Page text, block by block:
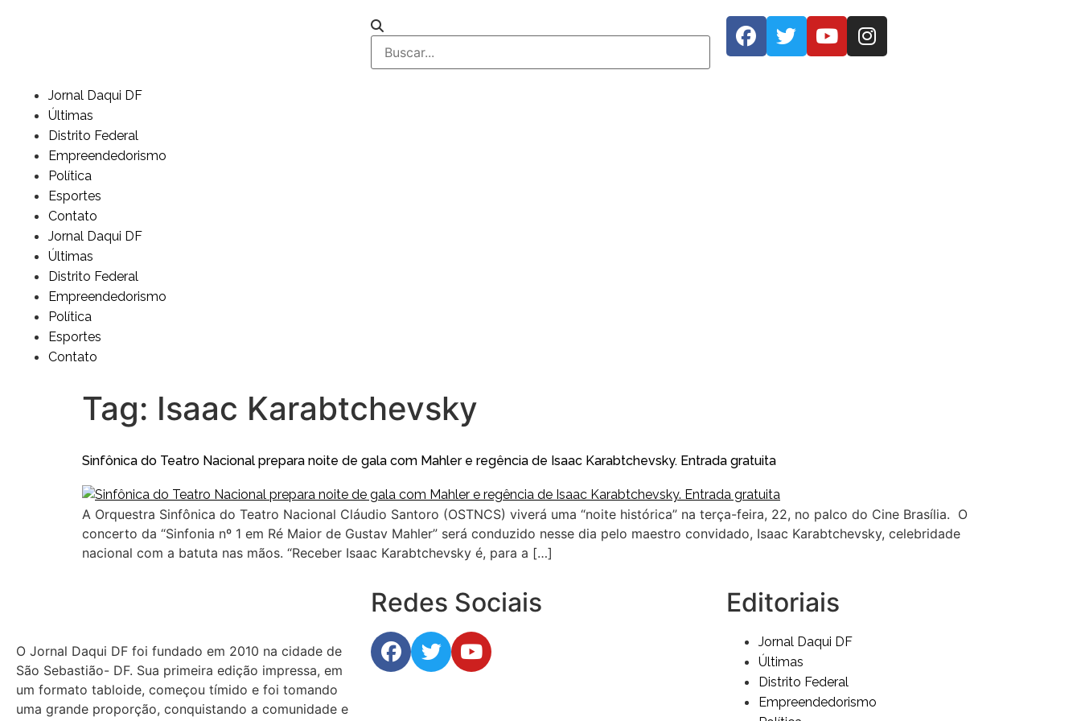
Jornal Daqui DF
Últimas
Distrito Federal
Empreendedorismo
Política
Esportes
Contato
Jornal Daqui DF
Últimas
Distrito Federal
Empreendedorismo
Política
Esportes
Contato
Tag: Isaac Karabtchevsky
Sinfônica do Teatro Nacional prepara noite de gala com Mahler e regência de Isaac Karabtchevsky. Entrada gratuita
A Orquestra Sinfônica do Teatro Nacional Cláudio Santoro (OSTNCS) viverá uma “noite histórica” na terça-feira, 22, no palco do Cine Brasília. O
concerto da “Sinfonia nº 1 em Ré Maior de Gustav Mahler” será conduzido nesse dia pelo maestro convidado, Isaac Karabtchevsky, celebridade
nacional com a batuta nas mãos. “Receber Isaac Karabtchevsky é, para a […]
O Jornal Daqui DF foi fundado em 2010 na cidade de
São Sebastião- DF. Sua primeira edição impressa, em
um formato tabloide, começou tímido e foi tomando
uma grande proporção, conquistando a comunidade e
Redes Sociais Editoriais
Jornal Daqui DF
Últimas
Distrito Federal
Empreendedorismo